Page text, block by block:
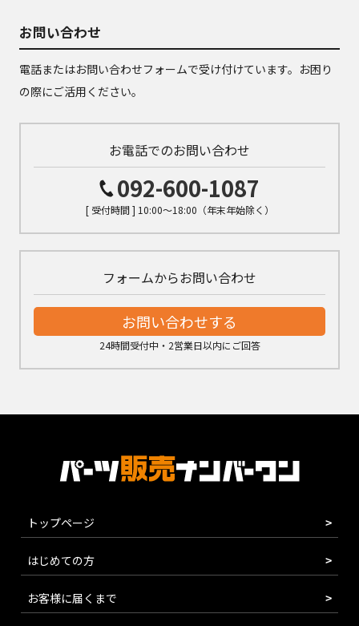
お問い合わせ
電話またはお問い合わせフォームで受け付けています。お困り
の際にご活用ください。
お電話でのお問い合わせ
092-600-1087
[ 受付時間 ] 10:00～18:00（年末年始除く）
フォームからお問い合わせ
お問い合わせする
24時間受付中・2営業日以内にご回答
トップページ
はじめての方
お客様に届くまで